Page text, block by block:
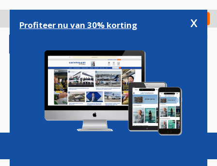
gaan
Check in
Magazine Podcasts Vacatures
Profiteer nu van 30% korting x